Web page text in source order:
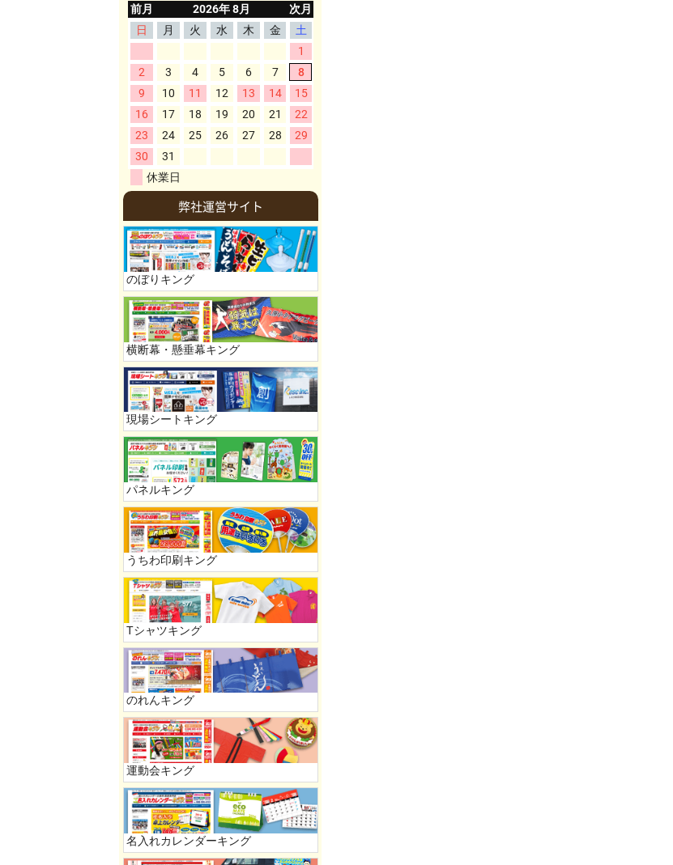
弊社運営サイト
のぼりキング
横断幕・懸垂幕キング
現場シートキング
パネルキング
うちわ印刷キング
Tシャツキング
のれんキング
運動会キング
名入れカレンダーキング